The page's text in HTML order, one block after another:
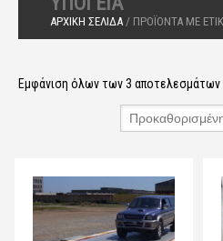
ΑΡΧΙΚΉ ΣΕΛΊΔΑ / ΠΡΟΪΌΝΤΑ ΜΕ
Εμφάνιση όλων των 3 αποτελεσμάτων